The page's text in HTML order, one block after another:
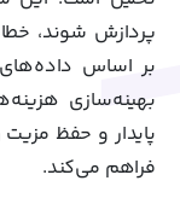
پردازش شوند،
بر اساس داده‌های
بهینه‌سازی
پایدار و حفظ
فراهم می‌کند.